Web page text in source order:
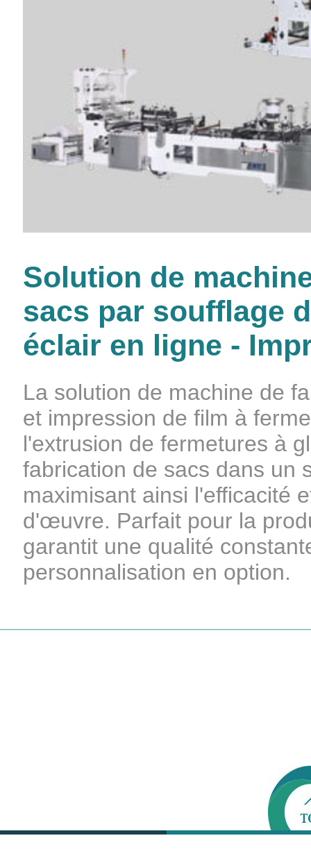
Solution de
sacs par soufflage
éclair en ligne -
La solution de machine de
et impression de film à
l'extrusion de fermetures à
fabrication de sacs dans un
maximisant ainsi l'efficacité
d'œuvre. Parfait pour la
garantit une qualité
personnalisation en option.